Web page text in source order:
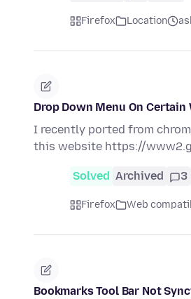
Firefox Location
Drop Down Menu On Certain
I recently ported from
this website https://
Solved Archived 3
Firefox Web
Bookmarks Tool Bar Not